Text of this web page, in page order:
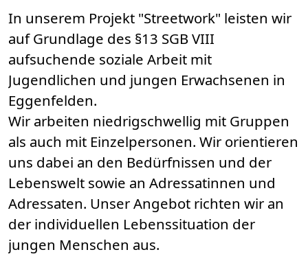
In unserem Projekt "Streetwork" leisten wir
auf Grundlage des §13 SGB VIII
aufsuchende soziale Arbeit mit
Jugendlichen und jungen Erwachsenen in
Eggenfelden.
Wir arbeiten niedrigschwellig mit Gruppen
als auch mit Einzelpersonen. Wir orientieren
uns dabei an den Bedürfnissen und der
Lebenswelt sowie an Adressatinnen und
Adressaten. Unser Angebot richten wir an
der individuellen Lebenssituation der
jungen Menschen aus.